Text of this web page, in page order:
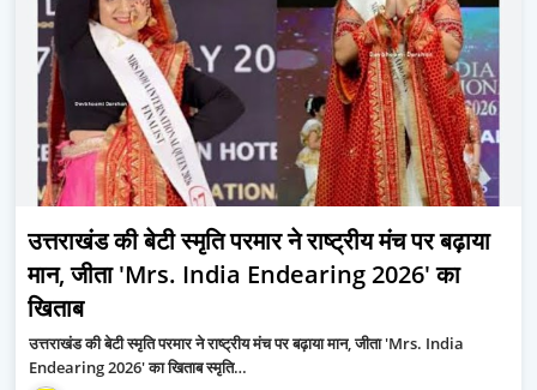
उत्तराखंड की बेटी स्मृति परमार ने राष्ट्रीय मंच पर बढ़ाया
मान, जीता 'Mrs. India Endearing 2026' का
खिताब
उत्तराखंड की बेटी स्मृति परमार ने राष्ट्रीय मंच पर बढ़ाया मान, जीता 'Mrs. India
Endearing 2026' का खिताब स्मृति…